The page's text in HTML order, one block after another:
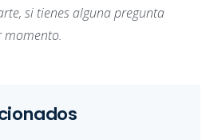
si tienes alguna pregunta
momento.